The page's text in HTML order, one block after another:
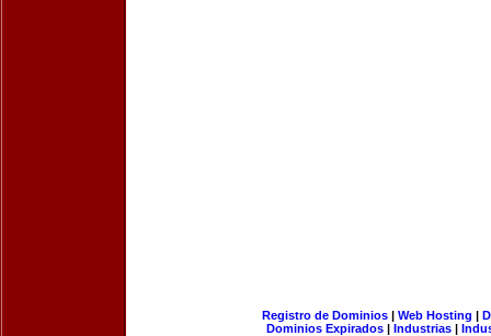
Registro de Dominios| Web Hosting |
Dominios Expirados | Industrias |